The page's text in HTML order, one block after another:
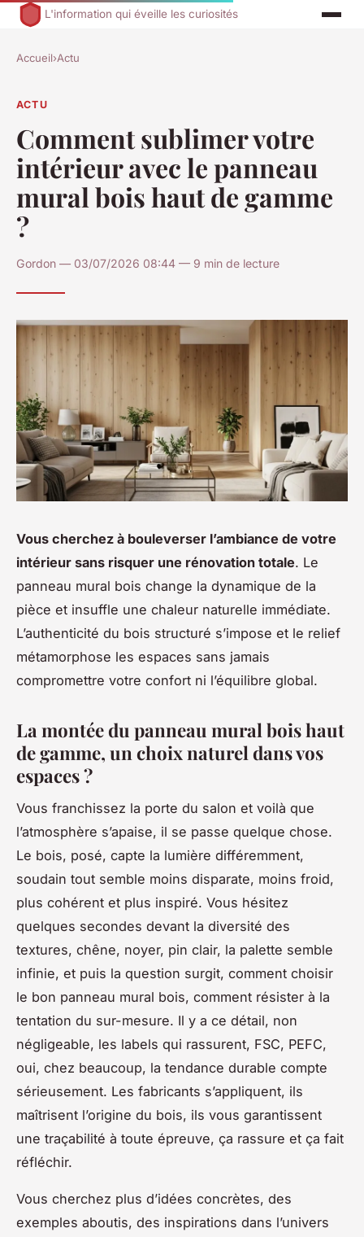
L'information qui éveille les curiosités
Accueil›Actu
ACTU
Comment sublimer votre
intérieur avec le panneau
mural bois haut de gamme
?
Gordon — 03/07/2026 08:44 — 9 min de lecture
Vous cherchez à bouleverser l’ambiance de votre
intérieur sans risquer une rénovation totale. Le
panneau mural bois change la dynamique de la
pièce et insuffle une chaleur naturelle immédiate.
L’authenticité du bois structuré s’impose et le relief
métamorphose les espaces sans jamais
compromettre votre confort ni l’équilibre global.
La montée du panneau mural bois haut
de gamme, un choix naturel dans vos
espaces ?
Vous franchissez la porte du salon et voilà que
l’atmosphère s’apaise, il se passe quelque chose.
Le bois, posé, capte la lumière différemment,
soudain tout semble moins disparate, moins froid,
plus cohérent et plus inspiré. Vous hésitez
quelques secondes devant la diversité des
textures, chêne, noyer, pin clair, la palette semble
infinie, et puis la question surgit, comment choisir
le bon panneau mural bois, comment résister à la
tentation du sur-mesure. Il y a ce détail, non
négligeable, les labels qui rassurent, FSC, PEFC,
oui, chez beaucoup, la tendance durable compte
sérieusement. Les fabricants s’appliquent, ils
maîtrisent l’origine du bois, ils vous garantissent
une traçabilité à toute épreuve, ça rassure et ça fait
réfléchir.
Vous cherchez plus d’idées concrètes, des
exemples aboutis, des inspirations dans l’univers